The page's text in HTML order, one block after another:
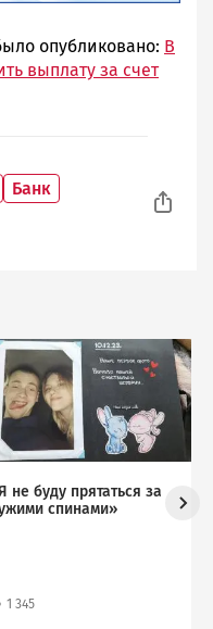
опубликовано: В
выплату за счет
Банк
не буду прятаться за
спинами»
1 345